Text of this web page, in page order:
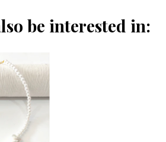
be interested in: